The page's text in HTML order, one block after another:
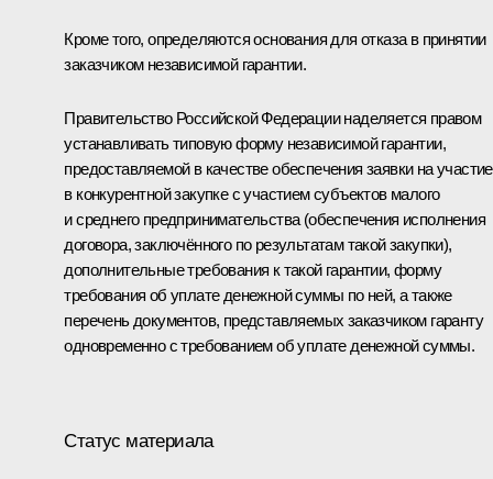
Кроме того, определяются основания для отказа в принятии
заказчиком независимой гарантии.
Правительство Российской Федерации наделяется правом
устанавливать типовую форму независимой гарантии,
предоставляемой в качестве обеспечения заявки на участие
в конкурентной закупке с участием субъектов малого
и среднего предпринимательства (обеспечения исполнения
договора, заключённого по результатам такой закупки),
дополнительные требования к такой гарантии, форму
требования об уплате денежной суммы по ней, а также
перечень документов, представляемых заказчиком гаранту
одновременно с требованием об уплате денежной суммы.
Статус материала